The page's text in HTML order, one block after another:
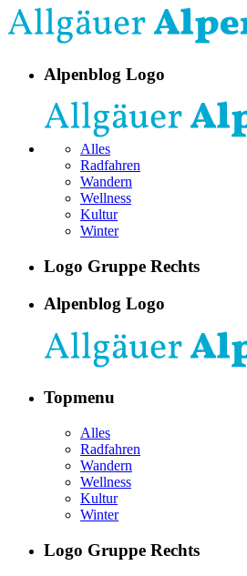
Alpenblog Logo
Alles
Radfahren
Wandern
Wellness
Kultur
Winter
Logo Gruppe Rechts
Alpenblog Logo
Topmenu
Alles
Radfahren
Wandern
Wellness
Kultur
Winter
Logo Gruppe Rechts